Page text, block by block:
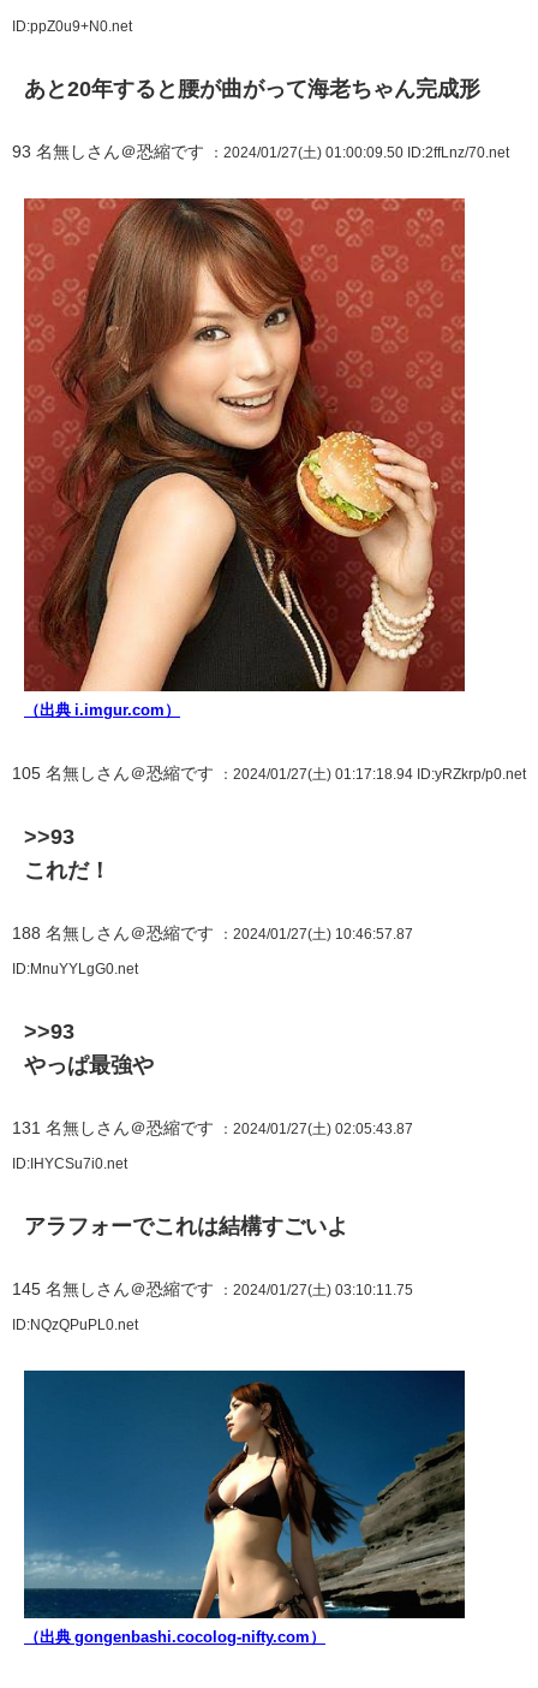
ID:ppZ0u9+N0.net
あと20年すると腰が曲がって海老ちゃん完成形
93 名無しさん＠恐縮です ：2024/01/27(土) 01:00:09.50 ID:2ffLnz/70.net
（出典 i.imgur.com）
105 名無しさん＠恐縮です ：2024/01/27(土) 01:17:18.94 ID:yRZkrp/p0.net
>>93
これだ！
188 名無しさん＠恐縮です ：2024/01/27(土) 10:46:57.87
ID:MnuYYLgG0.net
>>93
やっぱ最強や
131 名無しさん＠恐縮です ：2024/01/27(土) 02:05:43.87
ID:IHYCSu7i0.net
アラフォーでこれは結構すごいよ
145 名無しさん＠恐縮です ：2024/01/27(土) 03:10:11.75
ID:NQzQPuPL0.net
（出典 gongenbashi.cocolog-nifty.com）